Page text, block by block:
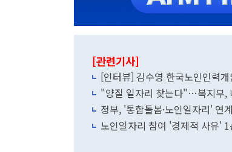
[관련기사]
[인터뷰] 김수영 한국노인인력
"양질 일자리 찾는다"…복지부,
정부, '통합돌봄·노인일자리' 연
노인일자리 참여 '경제적 사유'